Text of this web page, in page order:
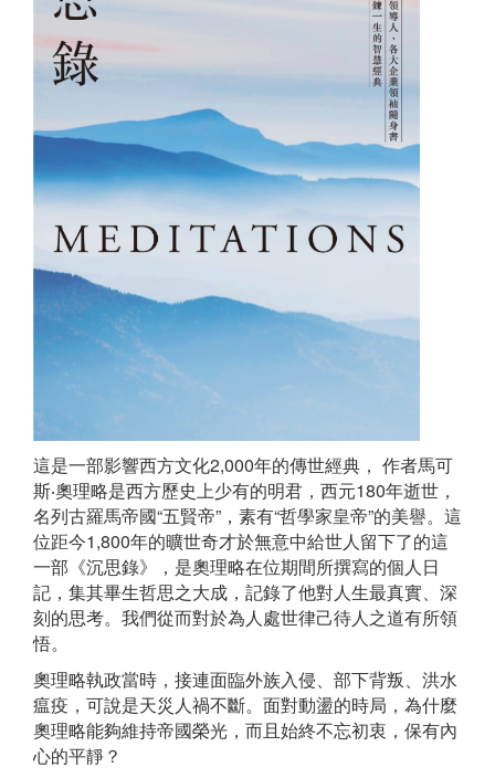
這是一部影響西方文化2,000年的傳世經典， 作者馬可
斯‧奧理略是西方歷史上少有的明君，西元180年逝世，
名列古羅馬帝國“五賢帝”，素有“哲學家皇帝”的美譽。這
位距今1,800年的曠世奇才於無意中給世人留下了的這
一部《沉思錄》，是奧理略在位期間所撰寫的個人日
記，集其畢生哲思之大成，記錄了他對人生最真實、深
刻的思考。我們從而對於為人處世律己待人之道有所領
悟。
奧理略執政當時，接連面臨外族入侵、部下背叛、洪水
瘟疫，可說是天災人禍不斷。面對動盪的時局，為什麼
奧理略能夠維持帝國榮光，而且始終不忘初衷，保有內
心的平靜？